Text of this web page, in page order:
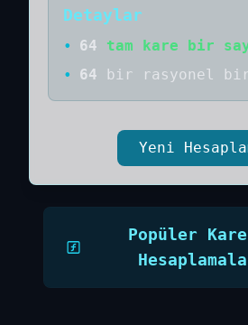
Detaylar
• 64 tam kare bir
•
64 bir rasyonel bir
Yeni
Popüler